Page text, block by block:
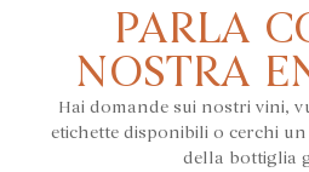
PARLA
NOSTRA
Hai domande sui nostri vini,
etichette disponibili o cerchi
della bottiglia